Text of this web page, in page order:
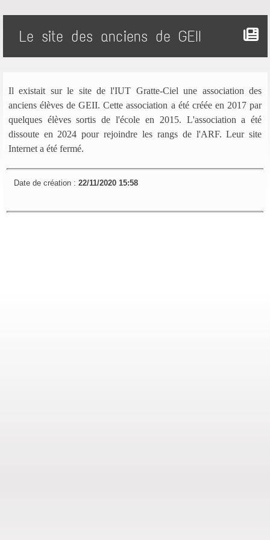
Le site des anciens de GEII
Il existait sur le site de l'IUT Gratte-Ciel une association des
anciens élèves de GEII. Cette association a été créée en 2017 par
quelques élèves sortis de l'école en 2015. L'association a été
dissoute en 2024 pour rejoindre les rangs de l'ARF. Leur site
Internet a été fermé.
Date de création : 22/11/2020 15:58